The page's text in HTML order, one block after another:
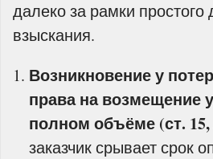
далеко за рамки простого
взыскания.
Возникновение у
права на возмещение
полном объёме (ст.
заказчик срывает срок